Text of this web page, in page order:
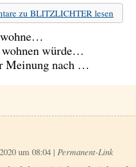
zu BLITZLICHTER lesen
würde…
Meinung nach …
um 08:04 | Permanent-Link